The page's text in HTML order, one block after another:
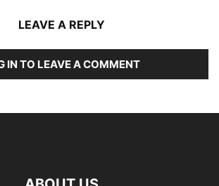
LEAVE A REPLY
IN TO LEAVE A COMMENT